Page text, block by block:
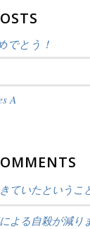
でとう！
A
ていたというこ
よる自殺が減り